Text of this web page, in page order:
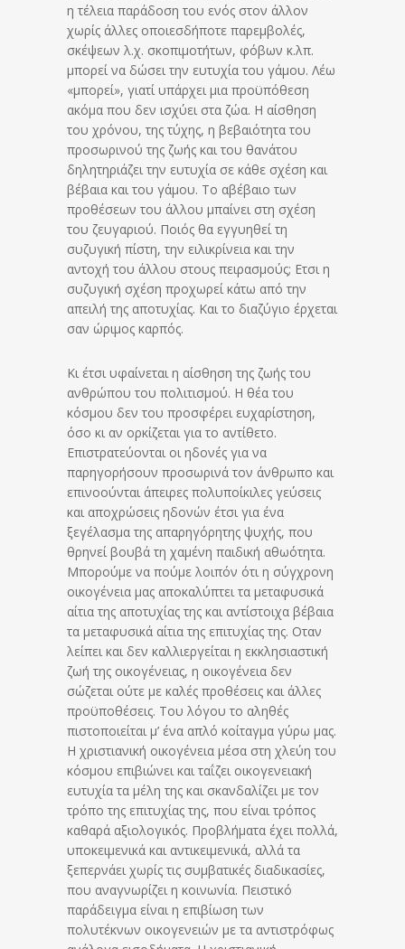
η τέλεια παράδοση του ενός στον άλλον
χωρίς άλλες οποιεσδήποτε παρεμβολές,
σκέψεων λ.χ. σκοπιμοτήτων, φόβων κ.λπ.
μπορεί να δώσει την ευτυχία του γάμου. Λέω
«μπορεί», γιατί υπάρχει μια προϋπόθεση
ακόμα που δεν ισχύει στα ζώα. Η αίσθηση
του χρόνου, της τύχης, η βεβαιότητα του
προσωρινού της ζωής και του θανάτου
δηλητηριάζει την ευτυχία σε κάθε σχέση και
βέβαια και του γάμου. Το αβέβαιο των
προθέσεων του άλλου μπαίνει στη σχέση
του ζευγαριού. Ποιός θα εγγυηθεί τη
συζυγική πίστη, την ειλικρίνεια και την
αντοχή του άλλου στους πειρασμούς; Ετσι η
συζυγική σχέση προχωρεί κάτω από την
απειλή της αποτυχίας. Και το διαζύγιο έρχεται
σαν ώριμος καρπός.
Κι έτσι υφαίνεται η αίσθηση της ζωής του
ανθρώπου του πολιτισμού. Η θέα του
κόσμου δεν του προσφέρει ευχαρίστηση,
όσο κι αν ορκίζεται για το αντίθετο.
Επιστρατεύονται οι ηδονές για να
παρηγορήσουν προσωρινά τον άνθρωπο και
επινοούνται άπειρες πολυποίκιλες γεύσεις
και αποχρώσεις ηδονών έτσι για ένα
ξεγέλασμα της απαρηγόρητης ψυχής, που
θρηνεί βουβά τη χαμένη παιδική αθωότητα.
Μπορούμε να πούμε λοιπόν ότι η σύγχρονη
οικογένεια μας αποκαλύπτει τα μεταφυσικά
αίτια της αποτυχίας της και αντίστοιχα βέβαια
τα μεταφυσικά αίτια της επιτυχίας της. Οταν
λείπει και δεν καλλιεργείται η εκκλησιαστική
ζωή της οικογένειας, η οικογένεια δεν
σώζεται ούτε με καλές προθέσεις και άλλες
προϋποθέσεις. Του λόγου το αληθές
πιστοποιείται μ’ ένα απλό κοίταγμα γύρω μας.
Η χριστιανική οικογένεια μέσα στη χλεύη του
κόσμου επιβιώνει και ταΐζει οικογενειακή
ευτυχία τα μέλη της και σκανδαλίζει με τον
τρόπο της επιτυχίας της, που είναι τρόπος
καθαρά αξιολογικός. Προβλήματα έχει πολλά,
υποκειμενικά και αντικειμενικά, αλλά τα
ξεπερνάει χωρίς τις συμβατικές διαδικασίες,
που αναγνωρίζει η κοινωνία. Πειστικό
παράδειγμα είναι η επιβίωση των
πολυτέκνων οικογενειών με τα αντιστρόφως